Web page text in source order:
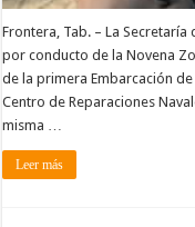
Frontera, Tab. – La
por conducto de la Novena
de la primera Embarcación
Centro de Reparaciones
misma …
Leer más